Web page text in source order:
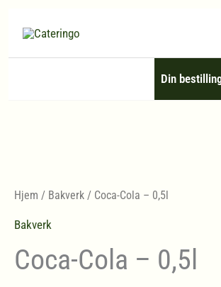
Din
Hjem / Bakverk / Coca-Cola – 0,5l
Bakverk
Coca-Cola – 0,5l